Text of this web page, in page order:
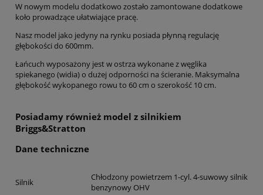
W nowym modelu dodatkowo zostało zamontowane dodatkowe
koło prowadzące ułatwiające pracę.
Nasz model jako jedyny na rynku posiada płynną regulację
głębokości do 600mm.
Łańcuch wyposażony jest w ostrza wykonane z węglika
spiekanego (widia) o dużej odporności na ścieranie. Maksymalna
głębokość wykopanego rowu to 60 cm o szerokość 10 cm.
Posiadamy również model z silnikiem
Briggs&Stratton
Dane techniczne
Silnik
Chłodzony powietrzem 1-cyl. 4-suwowy silnik
benzynowy OHV